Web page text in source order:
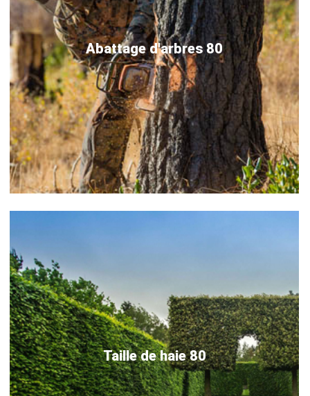
Abattage d'arbres 80
Taille de haie 80